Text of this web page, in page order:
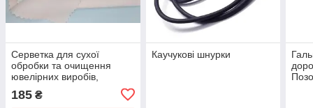
Серветка для сухої
обробки та очищення
ювелірних виробів,
185 ₴
Каучукові шнурки